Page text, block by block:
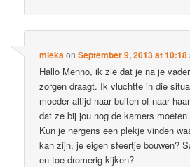
miekaonSeptember 9, 2013 at 10:18
Hallo Menno, ik zie dat je na je
zorgen draagt. Ik vluchtte in die
moeder altijd naar buiten of naar
dat ze bij jou nog de kamers
Kun je nergens een plekje vinden
kan zijn, je eigen sfeertje bouwen?
en toe dromerig kijken?